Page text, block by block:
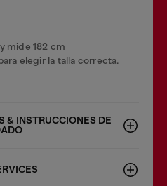
mide 182 cm
elegir la talla correcta.
& INSTRUCCIONES DE